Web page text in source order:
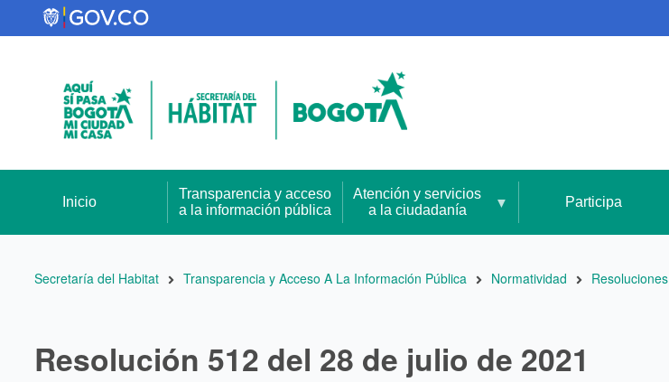
al
Inicio
Transparencia y acceso
a la información pública
Atención y servicios
a la ciudadanía
Participa
Ruta
navegación
Secretaría del Habitat Transparencia y Acceso A La Información Pública Normatividad Resoluciones
Resolución 512 del 28 de julio de 2021